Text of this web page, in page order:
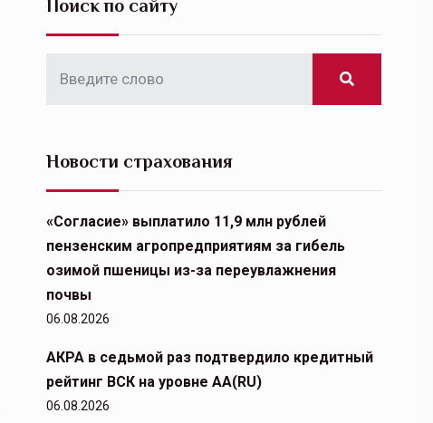
Поиск по сайту
Новости страхования
«Согласие» выплатило 11,9 млн рублей
пензенским агропредприятиям за гибель
озимой пшеницы из-за переувлажнения
почвы
06.08.2026
АКРА в седьмой раз подтвердило кредитный
рейтинг ВСК на уровне АА(RU)
06.08.2026